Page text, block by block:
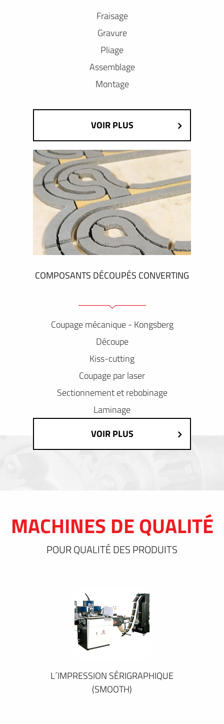
Fraisage
Gravure
Pliage
Assemblage
Montage
VOIR PLUS
COMPOSANTS DÉCOUPÉS CONVERTING
Coupage mécanique - Kongsberg
Découpe
Kiss-cutting
Coupage par laser
Sectionnement et rebobinage
Laminage
VOIR PLUS
MACHINES DE QUALITÉ
POUR QUALITÉ DES PRODUITS
L´IMPRESSION SÉRIGRAPHIQUE
(SMOOTH)